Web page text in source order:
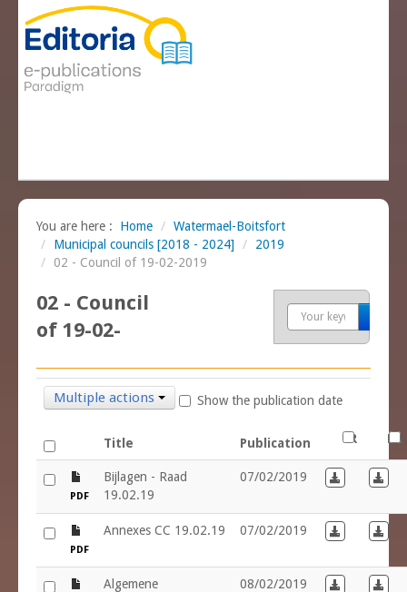
You are here : Home / Watermael-Boitsfort
/
Municipal councils [2018 - 2024] /
2019
/
02 - Council of 19-02-2019
02 - Council
of 19-02-
Multiple actions Show the publication date
Title Publication FR NL
PDF
Bijlagen - Raad
19.02.19
07/02/2019 Download in
PDF
Annexes CC 19.02.19 07/02/2019 Download in
Algemene
08/02/2019 Download in